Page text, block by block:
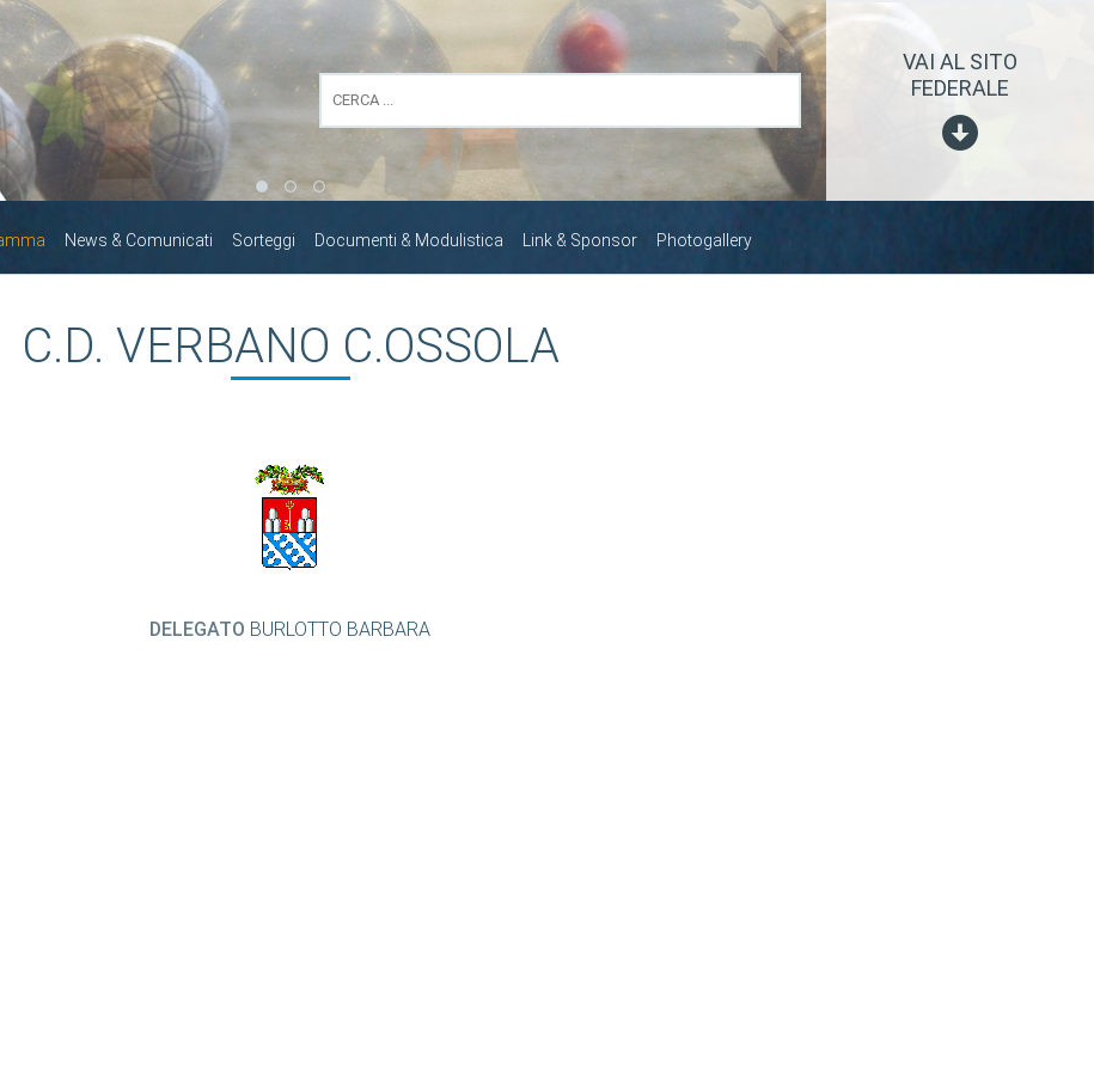
VAI AL SITO
FEDERALE
News & Comunicati Sorteggi Documenti & Modulistica Link & Sponsor Photogallery
C.D. VERBANO C.OSSOLA
DELEGATO BURLOTTO BARBARA